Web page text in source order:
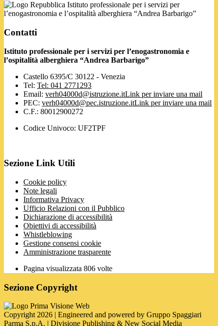
Istituto professionale per i servizi per
l’enogastronomia e l’ospitalità alberghiera “Andrea Barbarigo”
Contatti
Istituto professionale per i servizi per l’enogastronomia e
l’ospitalità alberghiera “Andrea Barbarigo”
Castello 6395/C 30122 - Venezia
Tel: Tel: 041 2771293
Email: verh04000d@istruzione.itLink per inviare una mail
PEC: verh04000d@pec.istruzione.itLink per inviare una mail
C.F.: 80012900272
Codice Univoco: UF2TPF
Sezione Link Utili
Cookie policy
Note legali
Informativa Privacy
Ufficio Relazioni con il Pubblico
Dichiarazione di accessibilità
Obiettivi di accessibilità
Whistleblowing
Gestione consensi cookie
Amministrazione trasparente
Pagina visualizzata 806 volte
Sezione Copyright
Copyright 2026 | Engineered and powered by Gruppo Spaggiari
Parma S.p.A. | Divisione Publishing & New Social Media